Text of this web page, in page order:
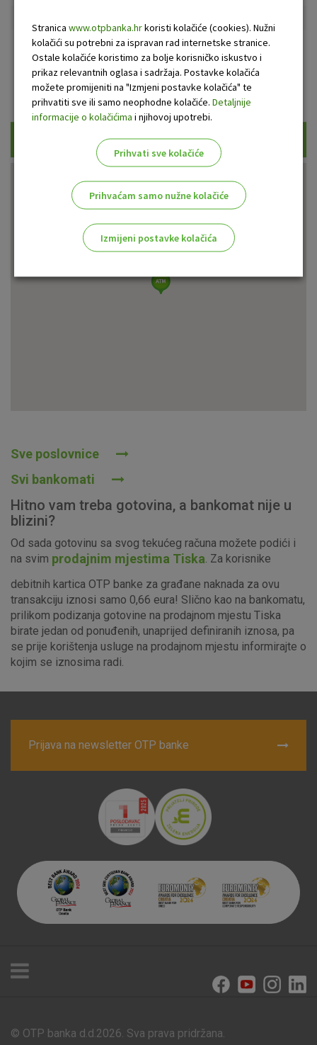
Bankomat Poslovnica
Prikaži samo uplatne bankomate
Sve poslovnice
Svi bankomati
Hitno vam treba gotovina, a bankomat nije u
blizini?
Od sada gotovinu sa svog tekućeg računa možete podići i
na svim prodajnim mjestima Tiska . Za korisnike
debitnih kartica OTP banke za građane naknada za ovu
transakciju iznosi samo 0,66 eura! Slično kao na bankomatu,
prilikom podizanja gotovine na prodajnom mjestu Tiska
birate jedan od ponuđenih, unaprijed definiranih iznosa, pa
se prije korištenja usluge na prodajnom mjestu informirajte o
kojim se iznosima radi.
Prijava na newsletter OTP banke
Poslovnice i bankomati
© OTP banka d.d.2026. Sva prava pridržana.
Stranica www.otpbanka.hrkoristi kolačiće (cookies). Nužni
kolačići su potrebni za ispravan rad internetske stranice.
Ostale kolačiće koristimo za bolje korisničko iskustvo i
prikaz relevantnih oglasa i sadržaja. Postavke kolačića
možete promijeniti na "Izmjeni postavke kolačića" te
prihvatiti sve ili samo neophodne kolačiće. Detaljnije
informacije o kolačićima i njihovoj upotrebi.
Prihvati sve kolačiće
Prihvaćam samo nužne kolačiće
Izmijeni postavke kolačića
Ovi kolačići nužni su za funkcioniranje internetske stranice i
postavljaju kao odgovor na vaše radnje koje uključuju zahtjev
za uslugama, kao što su postavke kolačića. Svoj preglednik
o njima, ali u tom slučaju neki dijelovi stranice neće raditi. Ti
kolačići ne pohranjuju nikakve informacije koje bi vas mogle
identificirati.
Detaljnije informacije o kolačićima